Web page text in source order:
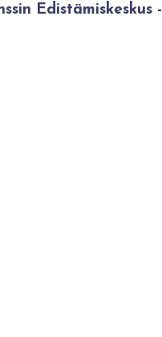
Edistämiskeskus -